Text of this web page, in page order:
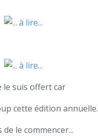
le suis offert car
cette édition annuelle.
de le commencer...